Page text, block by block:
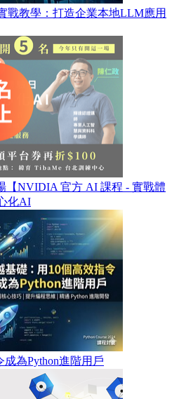
戰教學：打造企業本地LLM應用
【NVIDIA 官方 AI 課程 - 實戰體
化AI
為Python進階用戶